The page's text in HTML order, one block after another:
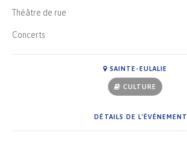
Théâtre de rue
Concerts
SAINTE-EULALIE
CULTURE
DÉTAILS DE L'ÉVÉNEMENT